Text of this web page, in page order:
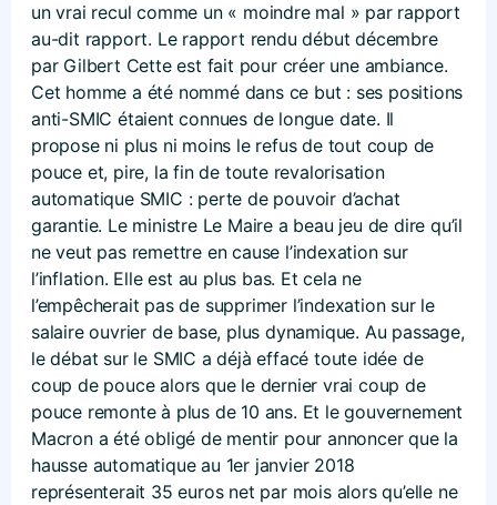
un vrai recul comme un « moindre mal » par rapport
au-dit rapport. Le rapport rendu début décembre
par Gilbert Cette est fait pour créer une ambiance.
Cet homme a été nommé dans ce but : ses positions
anti-SMIC étaient connues de longue date. Il
propose ni plus ni moins le refus de tout coup de
pouce et, pire, la fin de toute revalorisation
automatique SMIC : perte de pouvoir d’achat
garantie. Le ministre Le Maire a beau jeu de dire qu’il
ne veut pas remettre en cause l’indexation sur
l’inflation. Elle est au plus bas. Et cela ne
l’empêcherait pas de supprimer l’indexation sur le
salaire ouvrier de base, plus dynamique. Au passage,
le débat sur le SMIC a déjà effacé toute idée de
coup de pouce alors que le dernier vrai coup de
pouce remonte à plus de 10 ans. Et le gouvernement
Macron a été obligé de mentir pour annoncer que la
hausse automatique au 1er janvier 2018
représenterait 35 euros net par mois alors qu’elle ne